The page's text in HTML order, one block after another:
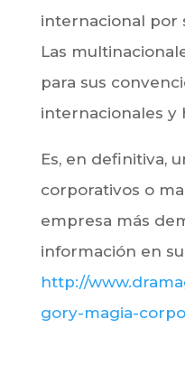
internacional por
Las
para sus
internacionales y
Es, en definitiva,
corporativos o
empresa más
información en
http://
gory-magia-